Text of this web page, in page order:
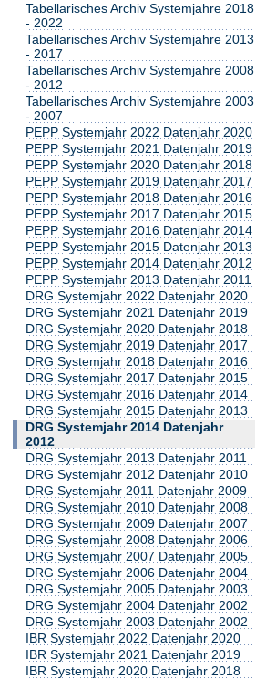
Tabellarisches Archiv Systemjahre 2018
- 2022
Tabellarisches Archiv Systemjahre 2013
- 2017
Tabellarisches Archiv Systemjahre 2008
- 2012
Tabellarisches Archiv Systemjahre 2003
- 2007
PEPP Systemjahr 2022 Datenjahr 2020
PEPP Systemjahr 2021 Datenjahr 2019
PEPP Systemjahr 2020 Datenjahr 2018
PEPP Systemjahr 2019 Datenjahr 2017
PEPP Systemjahr 2018 Datenjahr 2016
PEPP Systemjahr 2017 Datenjahr 2015
PEPP Systemjahr 2016 Datenjahr 2014
PEPP Systemjahr 2015 Datenjahr 2013
PEPP Systemjahr 2014 Datenjahr 2012
PEPP Systemjahr 2013 Datenjahr 2011
DRG Systemjahr 2022 Datenjahr 2020
DRG Systemjahr 2021 Datenjahr 2019
DRG Systemjahr 2020 Datenjahr 2018
DRG Systemjahr 2019 Datenjahr 2017
DRG Systemjahr 2018 Datenjahr 2016
DRG Systemjahr 2017 Datenjahr 2015
DRG Systemjahr 2016 Datenjahr 2014
DRG Systemjahr 2015 Datenjahr 2013
DRG Systemjahr 2014 Datenjahr
2012
DRG Systemjahr 2013 Datenjahr 2011
DRG Systemjahr 2012 Datenjahr 2010
DRG Systemjahr 2011 Datenjahr 2009
DRG Systemjahr 2010 Datenjahr 2008
DRG Systemjahr 2009 Datenjahr 2007
DRG Systemjahr 2008 Datenjahr 2006
DRG Systemjahr 2007 Datenjahr 2005
DRG Systemjahr 2006 Datenjahr 2004
DRG Systemjahr 2005 Datenjahr 2003
DRG Systemjahr 2004 Datenjahr 2002
DRG Systemjahr 2003 Datenjahr 2002
IBR Systemjahr 2022 Datenjahr 2020
IBR Systemjahr 2021 Datenjahr 2019
IBR Systemjahr 2020 Datenjahr 2018